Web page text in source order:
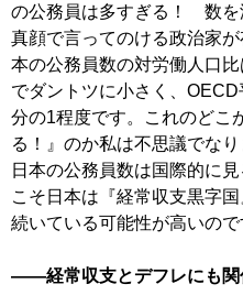
の公務員は多すぎる！ 数を
真顔で言ってのける政治家
本の公務員数の対労働人口
でダントツに小さく、
分の1程度です。これのどこ
る！』のか私は不思議でなり
日本の公務員数は国際的に
こそ日本は『経常収支黒字
続いている可能性が高いので
――経常収支とデフレにも関